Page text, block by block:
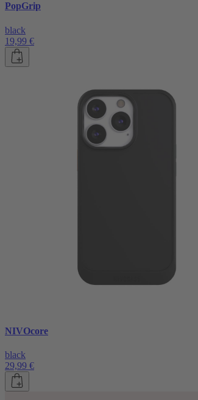
PopGrip
black
19,99 €
NIVOcore
black
29,99 €